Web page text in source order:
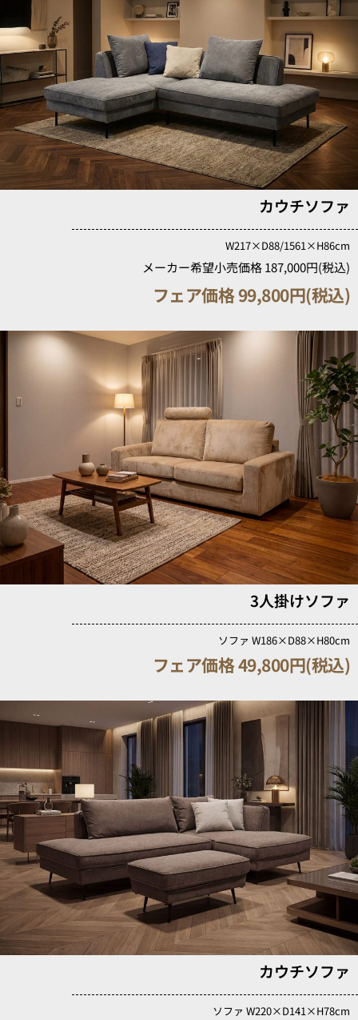
カウチソファ
W217×D88/1561×H86cm
メーカー希望小売価格 187,000円(税込)
フェア価格 99,800円(税込)
3人掛けソファ
ソファ W186×D88×H80cm
フェア価格 49,800円(税込)
カウチソファ
ソファ W220×D141×H78cm